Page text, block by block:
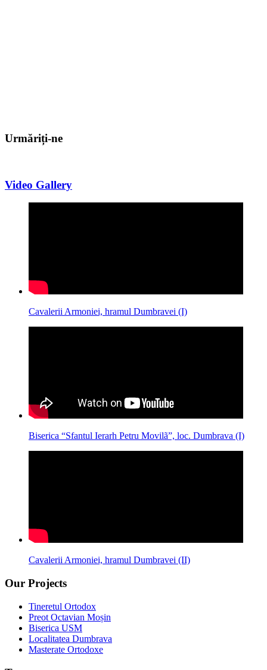
Urmăriți-ne
Video Gallery
Cavalerii Armoniei, hramul Dumbravei (I)
Biserica “Sfantul Ierarh Petru Movilã”, loc. Dumbrava (I)
Cavalerii Armoniei, hramul Dumbravei (II)
Our Projects
Tineretul Ortodox
Preot Octavian Moșin
Biserica USM
Localitatea Dumbrava
Masterate Ortodoxe